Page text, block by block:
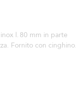
l. 80 mm in parte
Fornito con cinghino.